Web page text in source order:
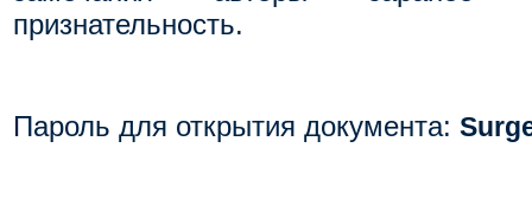
признательность.
Пароль для открытия документа: